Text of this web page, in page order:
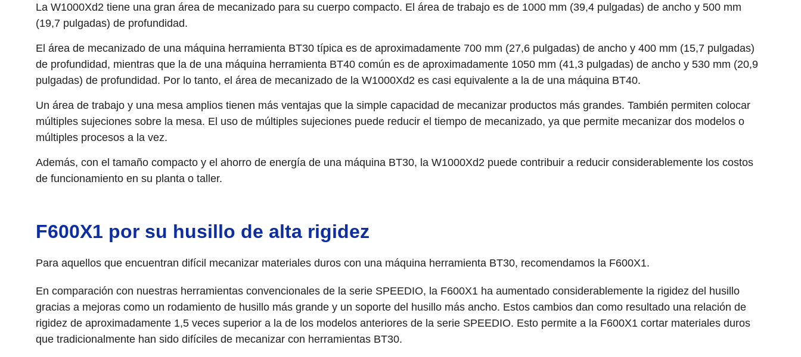
La W1000Xd2 tiene una gran área de mecanizado para su cuerpo compacto. El área de trabajo es de 1000 mm (39,4 pulgadas) de ancho y 500 mm
(19,7 pulgadas) de profundidad.
El área de mecanizado de una máquina herramienta BT30 típica es de aproximadamente 700 mm (27,6 pulgadas) de ancho y 400 mm (15,7 pulgadas)
de profundidad, mientras que la de una máquina herramienta BT40 común es de aproximadamente 1050 mm (41,3 pulgadas) de ancho y 530 mm (20,9
pulgadas) de profundidad. Por lo tanto, el área de mecanizado de la W1000Xd2 es casi equivalente a la de una máquina BT40.
Un área de trabajo y una mesa amplios tienen más ventajas que la simple capacidad de mecanizar productos más grandes. También permiten colocar
múltiples sujeciones sobre la mesa. El uso de múltiples sujeciones puede reducir el tiempo de mecanizado, ya que permite mecanizar dos modelos o
múltiples procesos a la vez.
Además, con el tamaño compacto y el ahorro de energía de una máquina BT30, la W1000Xd2 puede contribuir a reducir considerablemente los costos
de funcionamiento en su planta o taller.
F600X1 por su husillo de alta rigidez
Para aquellos que encuentran difícil mecanizar materiales duros con una máquina herramienta BT30, recomendamos la F600X1.
En comparación con nuestras herramientas convencionales de la serie SPEEDIO, la F600X1 ha aumentado considerablemente la rigidez del husillo
gracias a mejoras como un rodamiento de husillo más grande y un soporte del husillo más ancho. Estos cambios dan como resultado una relación de
rigidez de aproximadamente 1,5 veces superior a la de los modelos anteriores de la serie SPEEDIO. Esto permite a la F600X1 cortar materiales duros
que tradicionalmente han sido difíciles de mecanizar con herramientas BT30.